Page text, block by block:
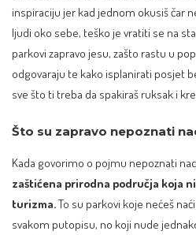
inspiraciju jer kad jednom okusiš čar
ljudi oko sebe, teško je vratiti se na
parkovi zapravo jesu, zašto rastu u
odgovaraju te kako isplanirati posjet
sve što ti treba da spakiraš ruksak i
Što su zapravo nepoznati
Kada govorimo o pojmu nepoznati
zaštićena prirodna područja koja
turizma.To su parkovi koje nećeš
svakom putopisu, no koji nude